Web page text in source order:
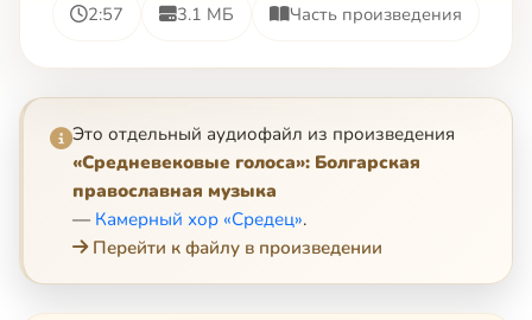
2:57 3.1 МБ Часть произведения
Это отдельный аудиофайл из произведения
«Средневековые голоса»: Болгарская
православная музыка
— Камерный хор «Средец».
Перейти к файлу в произведении